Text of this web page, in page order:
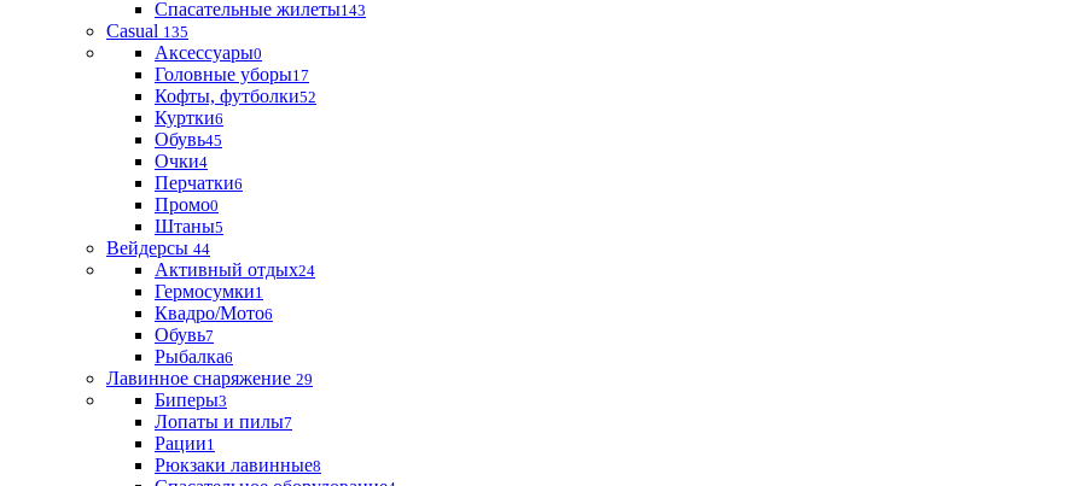
Спасательные жилеты143
Casual 135
Аксессуары0
Головные уборы17
Кофты, футболки52
Куртки6
Обувь45
Очки4
Перчатки6
Промо0
Штаны5
Вейдерсы 44
Активный отдых24
Гермосумки1
Квадро/Мото6
Обувь7
Рыбалка6
Лавинное снаряжение 29
Биперы3
Лопаты и пилы7
Рации1
Рюкзаки лавинные8